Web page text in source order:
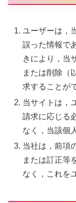
ユーザーは，
誤った情報で
きにより，当
または削除（
求することが
当サイトは，
請求に応じる
なく，当該個
当社は，前項
または訂正等
なく，これを